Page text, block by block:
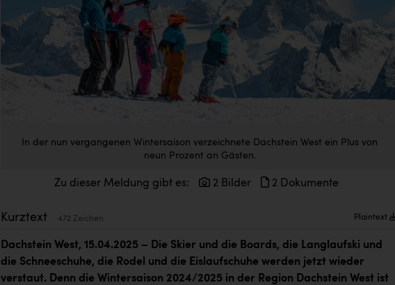
In der nun vergangenen Wintersaison verzeichnete Dachstein West ein Plus von
neun Prozent an Gästen.
Zu dieser Meldung gibt es: 2 Bilder 2 Dokumente
Kurztext 472 Zeichen Plaintext
Dachstein West, 15.04.2025 – Die Skier und die Boards, die Langlaufski und
die Schneeschuhe, die Rodel und die Eislaufschuhe werden jetzt wieder
verstaut. Denn die Wintersaison 2024/2025 in der Region Dachstein West ist